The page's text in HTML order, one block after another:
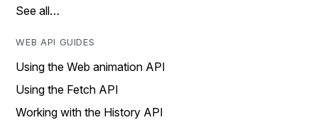
See all…
WEB API GUIDES
Using the Web animation API
Using the Fetch API
Working with the History API